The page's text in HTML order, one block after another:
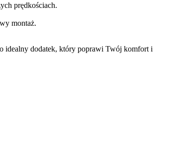
prędkościach.
montaż.
idealny dodatek, który poprawi Twój komfort i